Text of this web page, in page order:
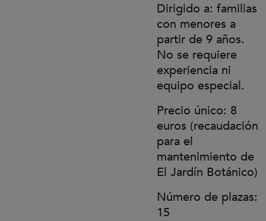
Dirigido a: familias
con menores a
partir de 9 años.
No se requiere
experiencia ni
equipo especial.
Precio único: 8
euros (recaudación
para el
mantenimiento de
El Jardín Botánico)
Número de plazas:
15